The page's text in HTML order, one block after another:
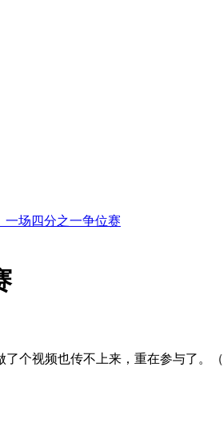
一场四分之一争位赛
个视频也传不上来，重在参与了。（